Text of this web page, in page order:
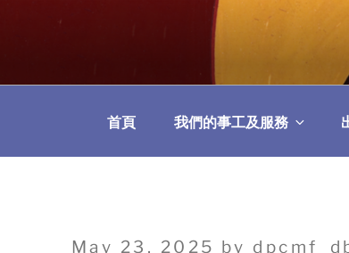
教區婚姻與家
首頁 我們的事工及服務
Posted
May 23, 2025 by